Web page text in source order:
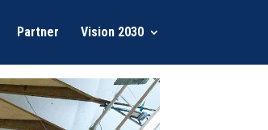
Partner Vision 2030